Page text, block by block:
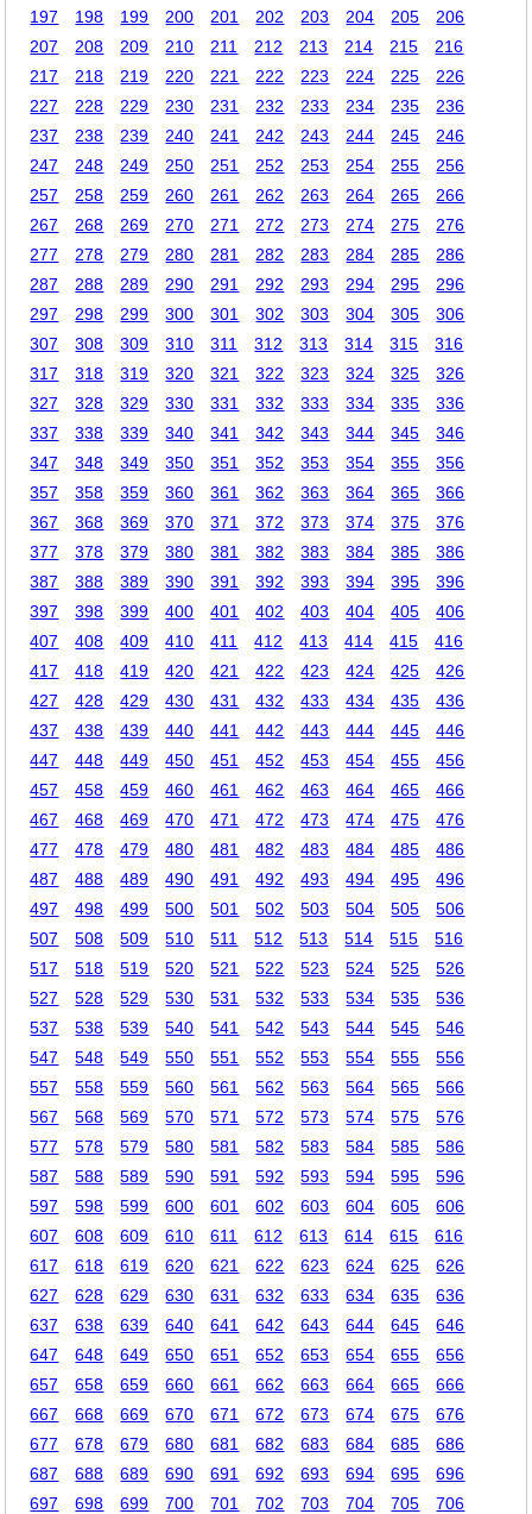
197 198 199 200 201 202 203 204 205
206
207
208 209 210 211 212 213 214 215
216
217
218 219 220 221 222 223 224 225
226
227
228 229 230 231 232 233 234 235
236
237
238 239 240 241 242 243 244 245
246
247
248 249 250 251 252 253 254 255
256
257
258 259 260 261 262 263 264 265
266
267
268 269 270 271 272 273 274 275
276
277
278 279 280 281 282 283 284 285
286
287
288 289 290 291 292 293 294 295
296
297
298 299 300 301 302 303 304 305
306
307
308 309 310 311 312 313 314 315
316
317
318 319 320 321 322 323 324 325
326
327
328 329 330 331 332 333 334 335
336
337
338 339 340 341 342 343 344 345
346
347
348 349 350 351 352 353 354 355
356
357
358 359 360 361 362 363 364 365
366
367
368 369 370 371 372 373 374 375
376
377
378 379 380 381 382 383 384 385
386
387
388 389 390 391 392 393 394 395
396
397
398 399 400 401 402 403 404 405
406
407
408 409 410 411 412 413 414 415
416
417
418 419 420 421 422 423 424 425
426
427
428 429 430 431 432 433 434 435
436
437
438 439 440 441 442 443 444 445
446
447
448 449 450 451 452 453 454 455
456
457
458 459 460 461 462 463 464 465
466
467
468 469 470 471 472 473 474 475
476
477
478 479 480 481 482 483 484 485
486
487
488 489 490 491 492 493 494 495
496
497
498 499 500 501 502 503 504 505
506
507
508 509 510 511 512 513 514 515
516
517
518 519 520 521 522 523 524 525
526
527
528 529 530 531 532 533 534 535
536
537
538 539 540 541 542 543 544 545
546
547
548 549 550 551 552 553 554 555
556
557
558 559 560 561 562 563 564 565
566
567
568 569 570 571 572 573 574 575
576
577
578 579 580 581 582 583 584 585
586
587
588 589 590 591 592 593 594 595
596
597
598 599 600 601 602 603 604 605
606
607
608 609 610 611 612 613 614 615
616
617
618 619 620 621 622 623 624 625
626
627
628 629 630 631 632 633 634 635
636
637
638 639 640 641 642 643 644 645
646
647
648 649 650 651 652 653 654 655
656
657
658 659 660 661 662 663 664 665
666
667
668 669 670 671 672 673 674 675
676
677
678 679 680 681 682 683 684 685
686
687
688 689 690 691 692 693 694 695
696
697
698 699 700 701 702 703 704 705
706